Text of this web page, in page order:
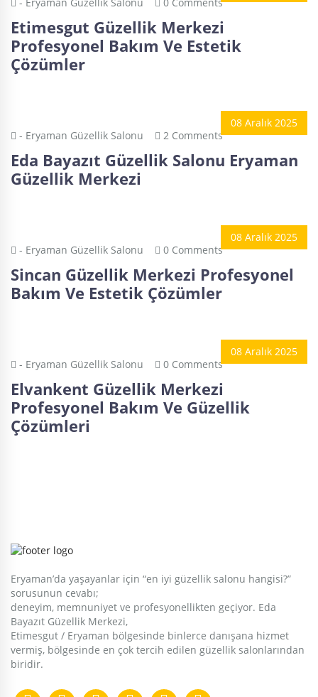
Etimesgut Güzellik Merkezi
Profesyonel Bakım Ve Estetik
Çözümler
08 Aralık 2025
- Eryaman Güzellik Salonu
2 Comments
Eda Bayazıt Güzellik Salonu Eryaman
Güzellik Merkezi
08 Aralık 2025
- Eryaman Güzellik Salonu
0 Comments
Sincan Güzellik Merkezi Profesyonel
Bakım Ve Estetik Çözümler
08 Aralık 2025
- Eryaman Güzellik Salonu
0 Comments
Elvankent Güzellik Merkezi
Profesyonel Bakım Ve Güzellik
Çözümleri
Eryaman’da yaşayanlar için “en iyi güzellik salonu hangisi?”
sorusunun cevabı;
deneyim, memnuniyet ve profesyonellikten geçiyor. Eda
Bayazıt Güzellik Merkezi,
Etimesgut / Eryaman bölgesinde binlerce danışana hizmet
vermiş, bölgesinde en çok tercih edilen güzellik salonlarından
biridir.